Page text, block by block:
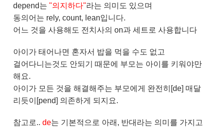
depend는 "의지하다"라는 의미도 있으며
동의어는 rely, count, lean입니다.
어느 것을 사용해도 전치사의 on과 세트로 사용합니다
아이가 태어나면 혼자서 밥을 먹을 수도 없고
걸어다니는것도 안되기 때문에 부모는 아이를 키워야만
해요.
아이가 모든 것을 해결해주는 부모에게 완전히[de] 매달
리듯이[pend] 의존하게 되지요.
참고로.. de는 기본적으로 아래, 반대라는 의미를 가지고